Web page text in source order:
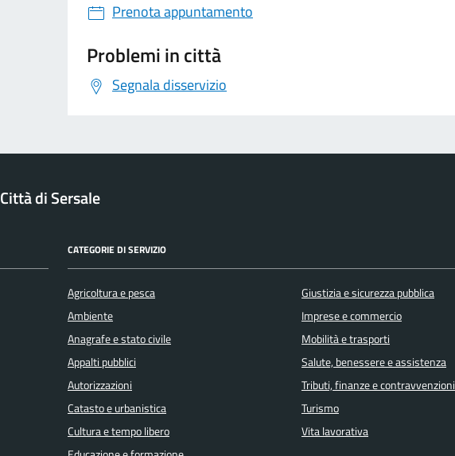
Prenota appuntamento
Problemi in città
Segnala disservizio
Città di Sersale
CATEGORIE DI SERVIZIO
Agricoltura e pesca
Ambiente
Anagrafe e stato civile
Appalti pubblici
Autorizzazioni
Catasto e urbanistica
Cultura e tempo libero
Giustizia e sicurezza pubblica
Imprese e commercio
Mobilità e trasporti
Salute, benessere e assistenza
Tributi, finanze e contravvenzioni
Turismo
Vita lavorativa